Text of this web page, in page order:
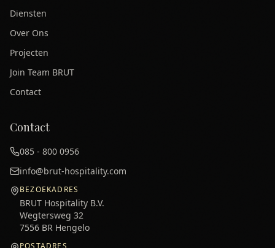
Diensten
Over Ons
Projecten
Join Team BRUT
Contact
Contact
085 - 800 0956
info@brut-hospitality.com
BEZOEKADRES
BRUT Hospitality B.V.
Wegtersweg 32
7556 BR Hengelo
POSTADRES